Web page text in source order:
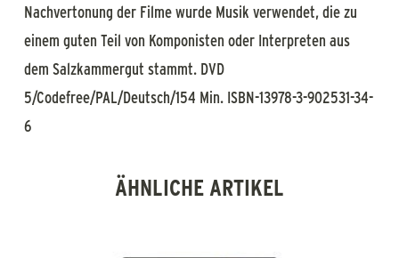
Nachvertonung der Filme wurde Musik verwendet, die zu
einem guten Teil von Komponisten oder Interpreten aus
dem Salzkammergut stammt. DVD
5/Codefree/PAL/Deutsch/154 Min. ISBN-13978-3-902531-34-
6
ÄHNLICHE ARTIKEL